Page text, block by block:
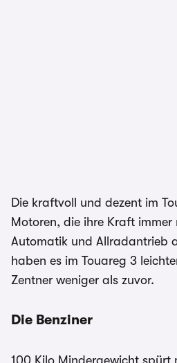
Die kraftvoll und dezent im
Motoren, die ihre Kraft
Automatik und Allradantrieb
haben es im Touareg 3
Zentner weniger als zuvor.
Die Benziner
100 Kilo Mindergewicht spürt